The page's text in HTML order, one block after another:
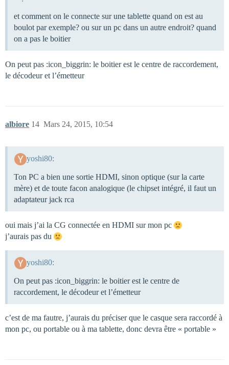
et comment on le connecte sur une tablette quand on est au
boulot par exemple? ou sur un pc dans un autre endroit? quand
on a pas le boitier
On peut pas :icon_biggrin: le boitier est le centre de raccordement,
le décodeur et l’émetteur
albiore Mars 24, 2015, 10:54
14
yoshi80:
Ton PC a bien une sortie HDMI, sinon optique (sur la carte
mère) et de toute facon analogique (le chipset intégré, il faut un
adaptateur jack rca
oui mais j’ai la CG connectée en HDMI sur mon pc
j’aurais pas du
yoshi80:
On peut pas :icon_biggrin: le boitier est le centre de
raccordement, le décodeur et l’émetteur
c’est de ma fautre, j’aurais du préciser que le casque sera raccordé à
mon pc, ou portable ou à ma tablette, donc devra être « portable »